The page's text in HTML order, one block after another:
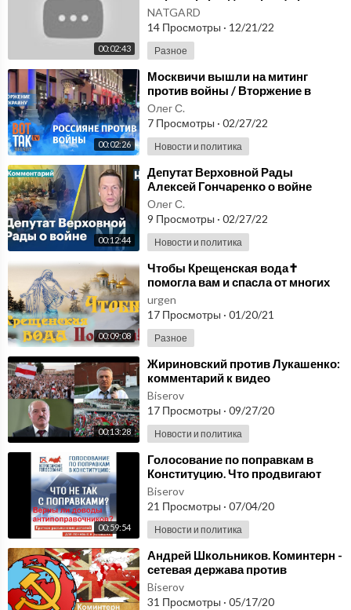
дем смотреть танки из ссср в которых танкисты по off-road даж
е extreme т-80 настоящий top 10
00:02:43
официальный сайт
производителя.
NATGARD
14 Просмотры · 12/21/22
Разное
00:02:26
⁣Москвичи вышли на митинг
против войны / Вторжение в
Украину
Олег С.
7 Просмотры · 02/27/22
Новости и политика
00:12:44
⁣Депутат Верховной Рады
Алексей Гончаренко о войне
Путина против Украины
Олег С.
9 Просмотры · 02/27/22
Новости и политика
00:09:08
⁣Чтобы Крещенская вода✝️
помогла вам и спасла от многих
искушений! Чудо исцеления и
спасения.
urgen
17 Просмотры · 01/20/21
Разное
00:13:28
⁣Жириновский против Лукашенко:
комментарий к видео
Жириновского у посольства
Беларуси после выборов
Biserov
17 Просмотры · 09/27/20
Новости и политика
00:59:54
⁣Голосование по поправкам в
Конституцию. Что продвигают
антипоправочники: разбор
аргументов против
Biserov
21 Просмотры · 07/04/20
Новости и политика
⁣Андрей Школьников. Коминтерн -
сетевая держава против
англосаксов
Biserov
31 Просмотры · 05/17/20